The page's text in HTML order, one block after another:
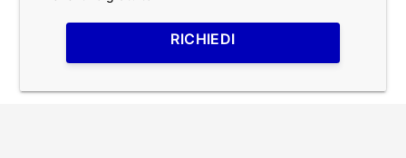
RICHIEDI